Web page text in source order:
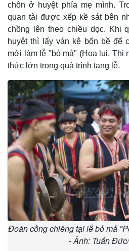
chôn ở huyệt phía mẹ mình.
quan tài được xếp kề sát bên
chồng lên theo chiều dọc. Khi
huyệt thì lấy ván kê bốn bề để
mới làm lễ "bỏ mả" (Họa lui, Thi
thức lớn trong quá trình tang lễ.
Đoàn cồng chiêng tại lễ bỏ mả
- Ảnh: Tuấn